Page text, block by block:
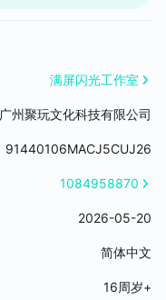
满屏闪光工作室
广州聚玩文化科技有限公司
91440106MACJ5CUJ26
1084958870
2026-05-20
简体中文
16周岁+